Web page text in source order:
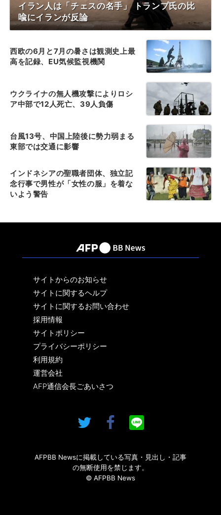
イラン人は「チェスの名手」 トランプ氏の比
喩にイランが反論
西欧の6月と7月の暑さは観測史上最
高を記録、EU気候監視機関
ウクライナの無人機攻撃によりロシ
ア中部で12人死亡、39人負傷
台風13号、中国上陸後に勢力弱まる
東部では交通に影響
インドネシアの聖職者団体、独立記
念行事で男性が「女性の服」を着な
いよう警告
サイトからのお知らせ
サイトに関するヘルプ
サイトに関するお問い合わせ
採用情報
サイトポリシー
プライバシーポリシー
利用規約
運営会社
AFP通信会長ごあいさつ
AFPBB Newsに掲載している写真・見出し・記事
の無断使用を禁じます。
© AFPBB News